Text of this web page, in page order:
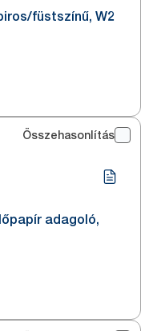
füstszínű, W2
Összehasonlítás
adagoló,